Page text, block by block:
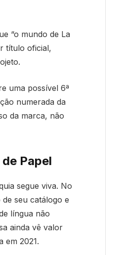
“o mundo de La
título oficial,
uma possível 6ª
numerada da
da marca, não
Papel
segue viva. No
seu catálogo e
língua não
ainda vê valor
em 2021.